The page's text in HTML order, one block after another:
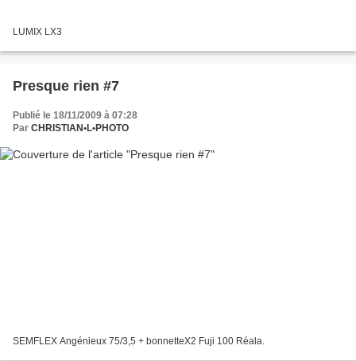
LUMIX LX3
Presque rien #7
Publié le 18/11/2009 à 07:28
Par CHRISTIAN•L•PHOTO
SEMFLEX Angénieux 75/3,5 + bonnetteX2 Fuji 100 Réala.